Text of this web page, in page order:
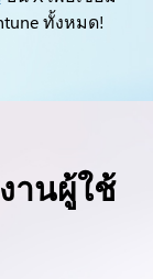
ทั้งหมด!
านผู้ใช้